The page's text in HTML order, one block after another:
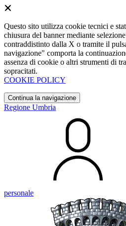
Questo sito utilizza cookie tecnici e
chiusura del banner mediante
contraddistinto dalla X o tramite il
navigazione" comporta la
assenza di cookie o altri strumenti di
sopracitati.
COOKIE POLICY
Continua la navigazione
Regione Umbria
personale